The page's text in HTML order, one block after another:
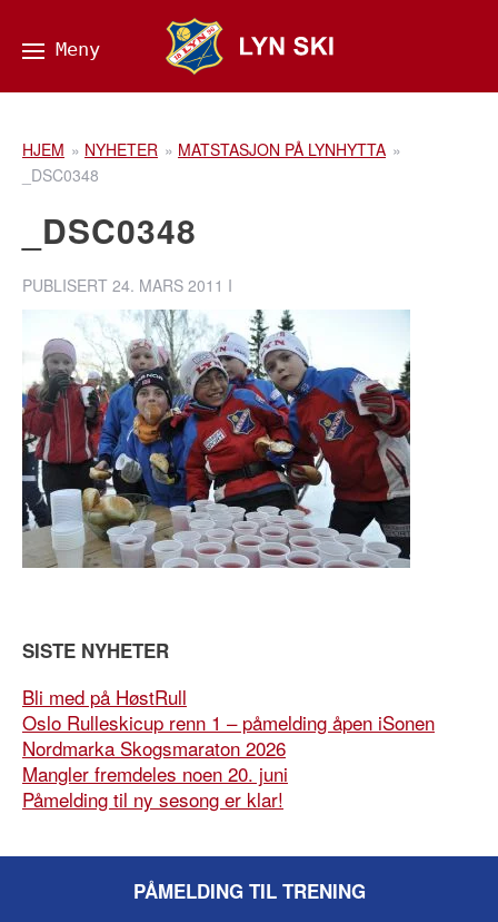
HJEM » NYHETER » MATSTASJON PÅ LYNHYTTA »
_DSC0348
_DSC0348
PUBLISERT 24. MARS 2011 I
SISTE NYHETER
Bli med på HøstRull
Oslo Rulleskicup renn 1 – påmelding åpen iSonen
Nordmarka Skogsmaraton 2026
Mangler fremdeles noen 20. juni
Påmelding til ny sesong er klar!
PÅMELDING TIL TRENING